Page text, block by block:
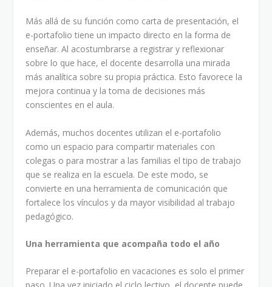
Más allá de su función como carta de presentación, el
e-portafolio tiene un impacto directo en la forma de
enseñar. Al acostumbrarse a registrar y reflexionar
sobre lo que hace, el docente desarrolla una mirada
más analítica sobre su propia práctica. Esto favorece la
mejora continua y la toma de decisiones más
conscientes en el aula.
Además, muchos docentes utilizan el e-portafolio
como un espacio para compartir materiales con
colegas o para mostrar a las familias el tipo de trabajo
que se realiza en la escuela. De este modo, se
convierte en una herramienta de comunicación que
fortalece los vínculos y da mayor visibilidad al trabajo
pedagógico.
Una herramienta que acompaña todo el año
Preparar el e-portafolio en vacaciones es solo el primer